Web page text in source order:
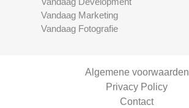
Vandaag Marketing
Vandaag Fotografie
Algemene voorwaarden
Privacy Policy
Contact